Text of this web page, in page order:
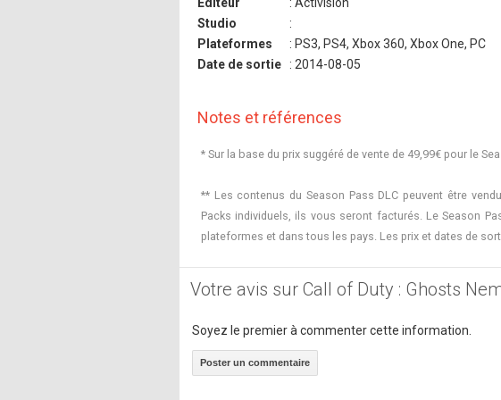
Studio
:
Plateformes
: PS3, PS4, Xbox 360, Xbox One, PC
Date de sortie
: 2014-08-05
Notes et références
* Sur la base du prix suggéré de vente de 49,99€ pour le
** Les contenus du Season Pass DLC peuvent être
Packs individuels, ils vous seront facturés. Le Season
plateformes et dans tous les pays. Les prix et dates de
Votre avis sur Call of Duty : Ghosts
Soyez le premier à commenter cette information.
Poster un commentaire